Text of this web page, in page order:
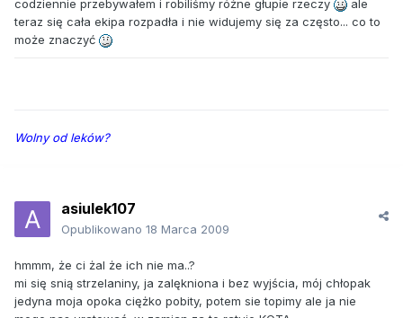
codziennie przebywałem i robiliśmy różne głupie rzeczy
ale
teraz się cała ekipa rozpadła i nie widujemy się za często... co to
może znaczyć
Wolny od leków?
asiulek107
Opublikowano 18 Marca 2009
hmmm, że ci żal że ich nie ma..?
mi się snią strzelaniny, ja zalękniona i bez wyjścia, mój chłopak
jedyna moja opoka ciężko pobity, potem sie topimy ale ja nie